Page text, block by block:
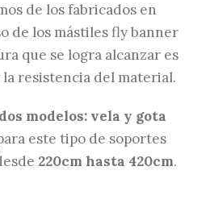
de los fabricados en
de los mástiles fly banner
que se logra alcanzar es
resistencia del material.
dos modelos: vela y gota
este tipo de soportes
220cm hasta 420cm.